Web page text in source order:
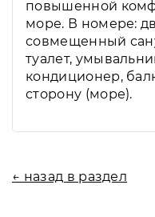
повышенной
море. В номере:
совмещенный
туалет,
кондиционер,
сторону (море).
← назад в раздел